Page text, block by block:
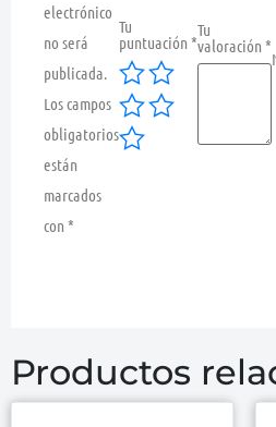
electrónico
no será
publicada.
Los campos
obligatorios
están
marcados
con *
Tu
puntuación *
Tu
valoración *
Productos